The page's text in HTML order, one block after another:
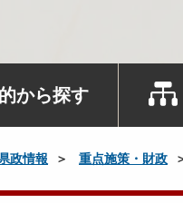
から探す
政情報 重点施策・財政